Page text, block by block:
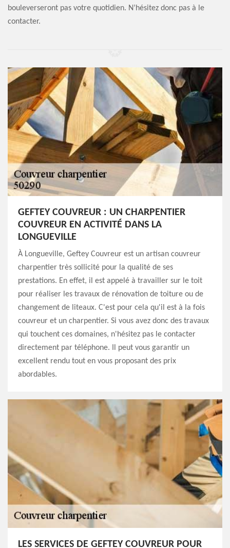
bouleverseront pas votre quotidien. N’hésitez donc pas à le
contacter.
GEFTEY COUVREUR : UN CHARPENTIER
COUVREUR EN ACTIVITÉ DANS LA
LONGUEVILLE
À Longueville, Geftey Couvreur est un artisan couvreur
charpentier très sollicité pour la qualité de ses
prestations. En effet, il est appelé à travailler sur le toit
pour réaliser les travaux de rénovation de toiture ou de
changement de liteaux. C'est pour cela qu'il est à la fois
couvreur et un charpentier. Si vous avez donc des travaux
qui touchent ces domaines, n'hésitez pas le contacter
directement par téléphone. Il peut vous garantir un
excellent rendu tout en vous proposant des prix
abordables.
LES SERVICES DE GEFTEY COUVREUR POUR